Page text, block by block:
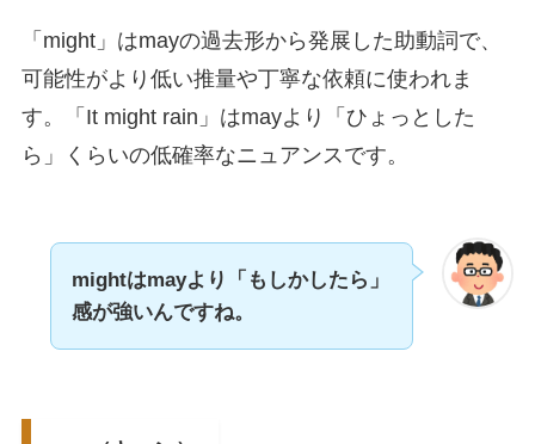
「might」はmayの過去形から発展した助動詞で、
可能性がより低い推量や丁寧な依頼に使われま
す。「It might rain」はmayより「ひょっとした
ら」くらいの低確率なニュアンスです。
mightはmayより「もしかしたら」
感が強いんですね。